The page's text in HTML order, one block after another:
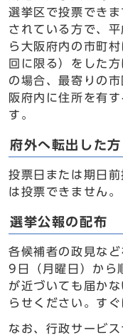
選挙区で投票でき
されている方で、
ら大阪府内の市町
回に限る）をした
の場合、最寄りの
阪府内に住所を有
す。
府外へ転出した方
投票日または期日
は投票できません。
選挙公報の配布
各候補者の政見な
9日（月曜日）から
が近づいても届か
らせください。すぐ
なお、行政サービ